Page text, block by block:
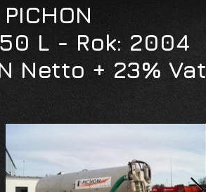
L - Rok: 2004
Netto + 23% Vat